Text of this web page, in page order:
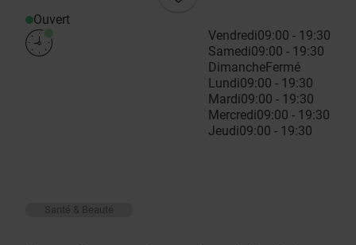
Ouvert
Vendredi09:00 - 19:30
Samedi09:00 - 19:30
DimancheFermé
Lundi09:00 - 19:30
Mardi09:00 - 19:30
Mercredi09:00 - 19:30
Jeudi09:00 - 19:30
Santé & Beauté